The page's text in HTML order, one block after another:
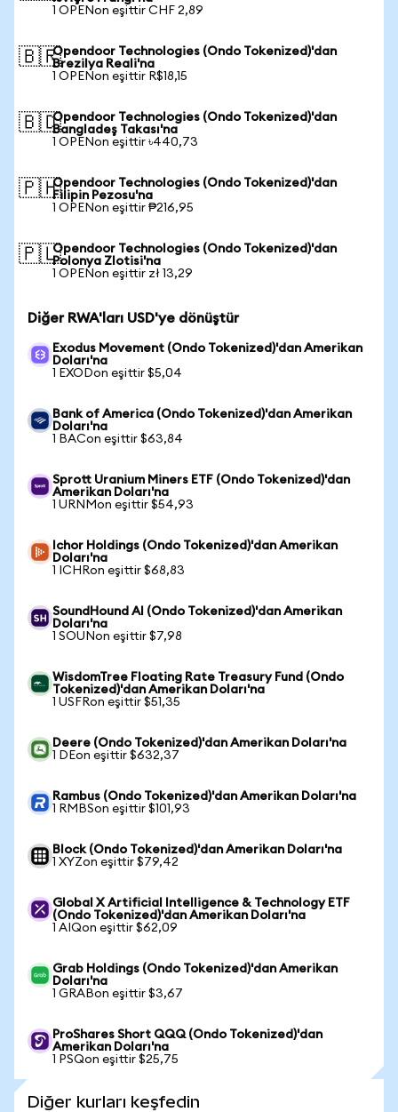
1 OPENon eşittir CHF 2,89
🇧🇷Opendoor Technologies (Ondo Tokenized)'dan
Brezilya Reali'na
1 OPENon eşittir R$18,15
🇧🇩Opendoor Technologies (Ondo Tokenized)'dan
Bangladeş Takası'na
1 OPENon eşittir ৳440,73
🇵🇭Opendoor Technologies (Ondo Tokenized)'dan
Filipin Pezosu'na
1 OPENon eşittir ₱216,95
🇵🇱Opendoor Technologies (Ondo Tokenized)'dan
Polonya Zlotisi'na
1 OPENon eşittir zł 13,29
Diğer RWA'ları USD'ye dönüştür
Exodus Movement (Ondo Tokenized)'dan Amerikan
Doları'na
1 EXODon eşittir $5,04
Bank of America (Ondo Tokenized)'dan Amerikan
Doları'na
1 BACon eşittir $63,84
Sprott Uranium Miners ETF (Ondo Tokenized)'dan
Amerikan Doları'na
1 URNMon eşittir $54,93
Ichor Holdings (Ondo Tokenized)'dan Amerikan
Doları'na
1 ICHRon eşittir $68,83
SoundHound AI (Ondo Tokenized)'dan Amerikan
Doları'na
1 SOUNon eşittir $7,98
WisdomTree Floating Rate Treasury Fund (Ondo
Tokenized)'dan Amerikan Doları'na
1 USFRon eşittir $51,35
Deere (Ondo Tokenized)'dan Amerikan Doları'na
1 DEon eşittir $632,37
Rambus (Ondo Tokenized)'dan Amerikan Doları'na
1 RMBSon eşittir $101,93
Block (Ondo Tokenized)'dan Amerikan Doları'na
1 XYZon eşittir $79,42
Global X Artificial Intelligence & Technology ETF
(Ondo Tokenized)'dan Amerikan Doları'na
1 AIQon eşittir $62,09
Grab Holdings (Ondo Tokenized)'dan Amerikan
Doları'na
1 GRABon eşittir $3,67
ProShares Short QQQ (Ondo Tokenized)'dan
Amerikan Doları'na
1 PSQon eşittir $25,75
Diğer kurları keşfedin